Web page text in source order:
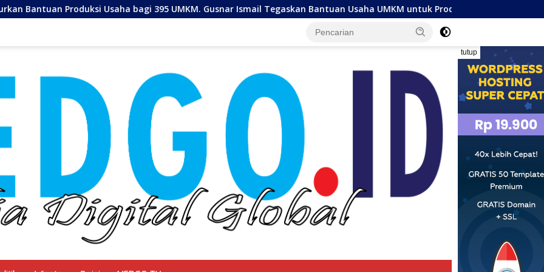
Usaha bagi 395 UMKM. Gusnar Ismail Tegaskan Bantuan Usaha UMKM untuk Produksi, Bukan Konsumsi
tutup